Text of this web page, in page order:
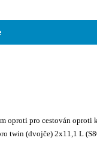
oproti pro cestován
twin (dvojče) 2x11,1 L